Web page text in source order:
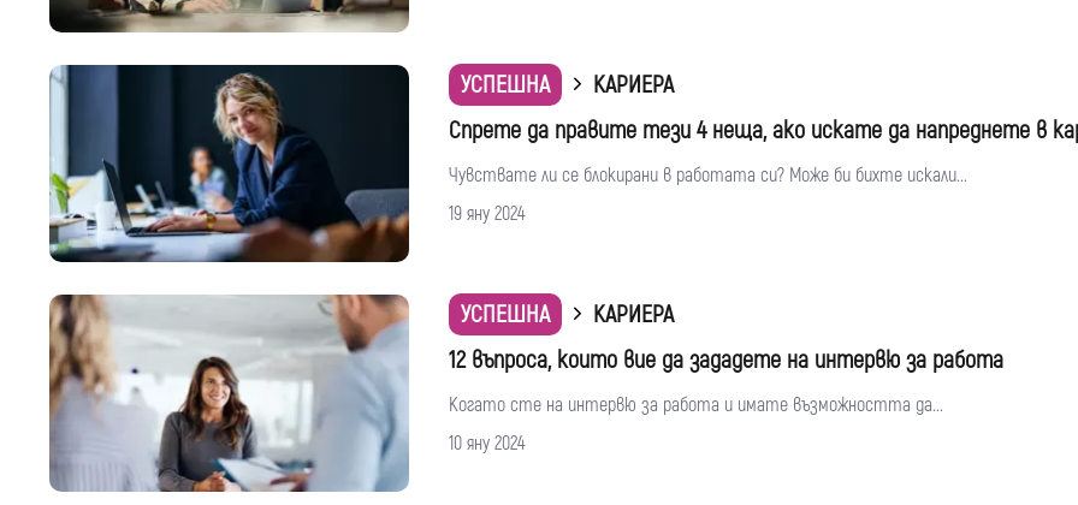
УСПЕШНА
КАРИЕРА
Спрете да правите тези 4 неща, ако искате да напреднете в
Чувствате ли се блокирани в работата си? Може би бихте искали...
19 яну 2024
УСПЕШНА
КАРИЕРА
12 въпроса, които вие да зададете на интервю за работа
Когато сте на интервю за работа и имате възможността да...
10 яну 2024